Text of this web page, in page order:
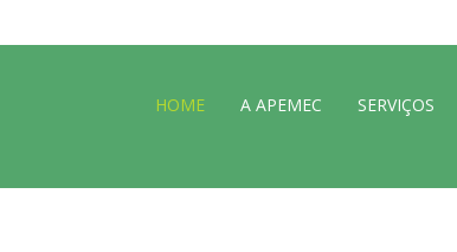
HOME A APEMEC SERVIÇOS